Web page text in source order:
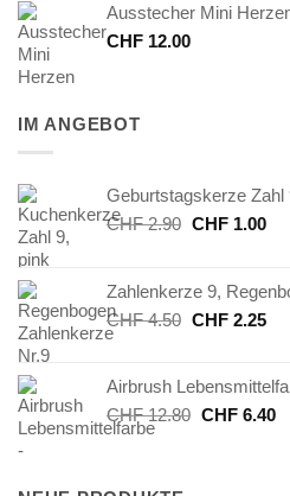
Ausstecher Mini
CHF 12.00
IM ANGEBOT
Geburtstagskerze Zahl
CHF2.90
CHF 2.90
CHF1.00
Zahlenkerze 9,
CHF4.50
CHF 4.50
CHF2.25
Airbrush
CHF12.80 CHF6.40